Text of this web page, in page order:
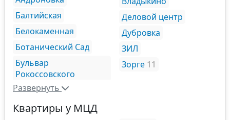
Балтийская
Белокаменная
Ботанический Сад
Бульвар
Рокоссовского
Деловой центр
Дубровка
ЗИЛ
Зорге 11
Развернуть
Квартиры у МЦД